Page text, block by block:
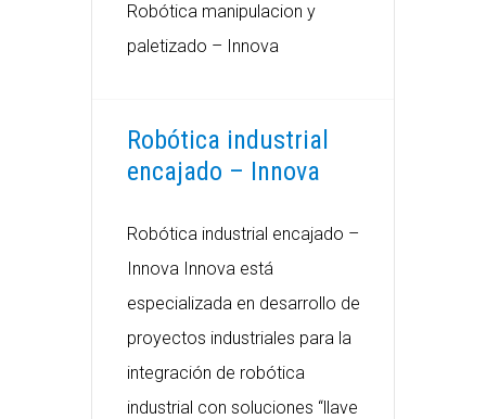
Robótica manipulacion y
paletizado – Innova
Robótica industrial
encajado – Innova
Robótica industrial encajado –
Innova Innova está
especializada en desarrollo de
proyectos industriales para la
integración de robótica
industrial con soluciones “llave